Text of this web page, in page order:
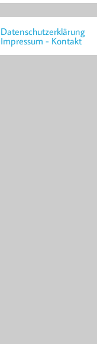
Datenschutzerklärung
Impressum - Kontakt